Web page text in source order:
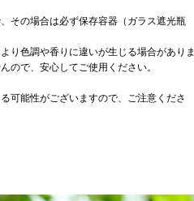
その場合は必ず保存容器（ガラス遮光瓶
り色調や香りに違いが生じる場合がありま
ので、安心してご使用ください。
可能性がございますので、ご注意くださ